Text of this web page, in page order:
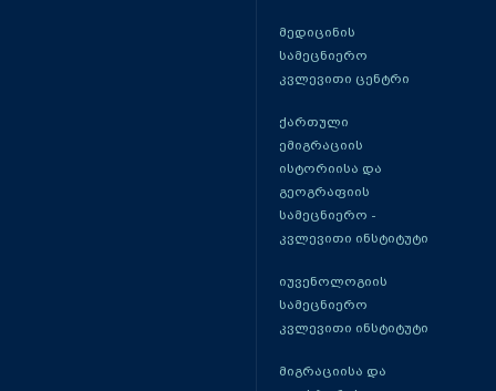
მედიცინის
სამეცნიერო
კვლევითი ცენტრი
ქართული
ემიგრაციის
ისტორიისა და
გეოგრაფიის
სამეცნიერო -
კვლევითი ინსტიტუტი
იუვენოლოგიის
სამეცნიერო
კვლევითი ინსტიტუტი
მიგრაციისა და